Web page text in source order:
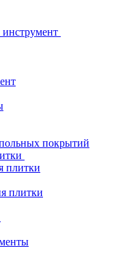
покрытий
плитки
плитки